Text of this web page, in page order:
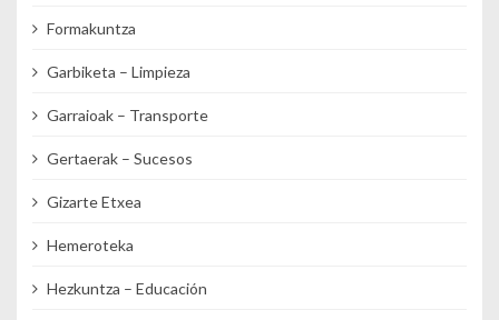
Formakuntza
Garbiketa – Limpieza
Garraioak – Transporte
Gertaerak – Sucesos
Gizarte Etxea
Hemeroteka
Hezkuntza – Educación